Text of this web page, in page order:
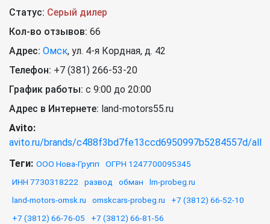
Статус: Серый дилер
Кол-во отзывов: 66
Адрес: Омск, ул. 4-я Кордная, д. 42
Телефон: +7 (381) 266-53-20
График работы: с 9:00 до 20:00
Адрес в Интернете: land-motors55.ru
Avito:
avito.ru/brands/c488f3bd7fe13ccd6950997b5284557d/all
Теги: ООО Нова-Групп
ОГРН 1247700095345
ИНН 7730318222
развод обман
lm-probeg.ru
land-motors-omsk.ru
omskcars-probeg.ru
+7 (3812) 66-52-10
+7 (3812) 66-76-05
+7 (3812) 66-81-56